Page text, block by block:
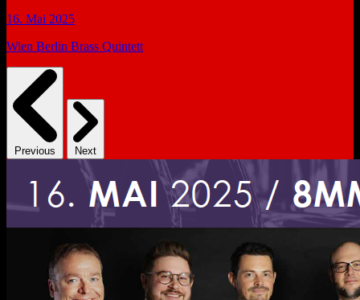
16. Mai 2025
Wien Berlin Brass Quintett
Previous Next